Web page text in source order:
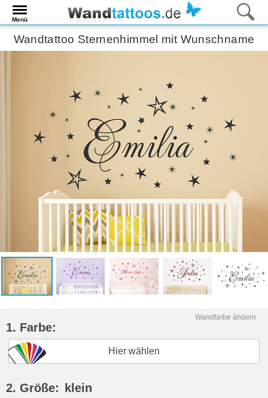
Menü
Wandtattoo Sternenhimmel mit Wunschname
Wandfarbe ändern
1. Farbe:
Hier wählen
2. Größe: klein